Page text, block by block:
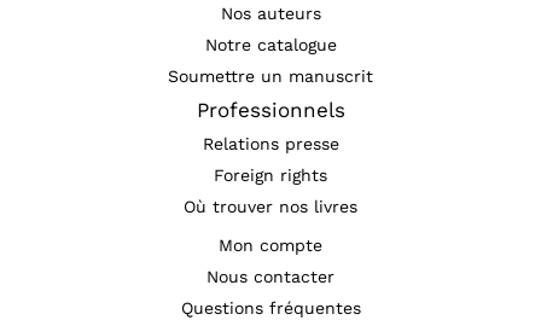
Nos auteurs
Notre catalogue
Soumettre un manuscrit
Professionnels
Relations presse
Foreign rights
Où trouver nos livres
Mon compte
Nous contacter
Questions fréquentes